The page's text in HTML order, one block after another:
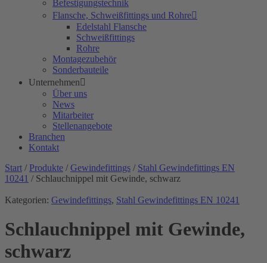
Befestigungstechnik
Flansche, Schweißfittings und Rohre
Edelstahl Flansche
Schweißfittings
Rohre
Montagezubehör
Sonderbauteile
Unternehmen
Über uns
News
Mitarbeiter
Stellenangebote
Branchen
Kontakt
Start / Produkte / Gewindefittings / Stahl Gewindefittings EN
10241 / Schlauchnippel mit Gewinde, schwarz
Kategorien: Gewindefittings, Stahl Gewindefittings EN 10241
Schlauchnippel mit Gewinde,
schwarz